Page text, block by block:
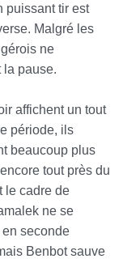
puissant tir est
Malgré les
ne
la pause.
affichent un tout
période, ils
beaucoup plus
tout près du
le cadre de
ne se
en seconde
Benbot sauve